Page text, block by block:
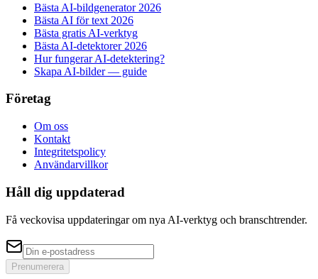
Bästa AI-bildgenerator 2026
Bästa AI för text 2026
Bästa gratis AI-verktyg
Bästa AI-detektorer 2026
Hur fungerar AI-detektering?
Skapa AI-bilder — guide
Företag
Om oss
Kontakt
Integritetspolicy
Användarvillkor
Håll dig uppdaterad
Få veckovisa uppdateringar om nya AI-verktyg och branschtrender.
Prenumerera